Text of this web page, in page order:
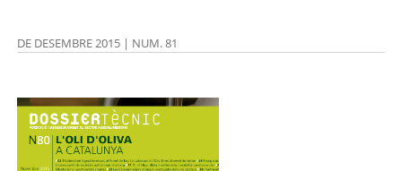
DE DESEMBRE 2015 | NUM. 81